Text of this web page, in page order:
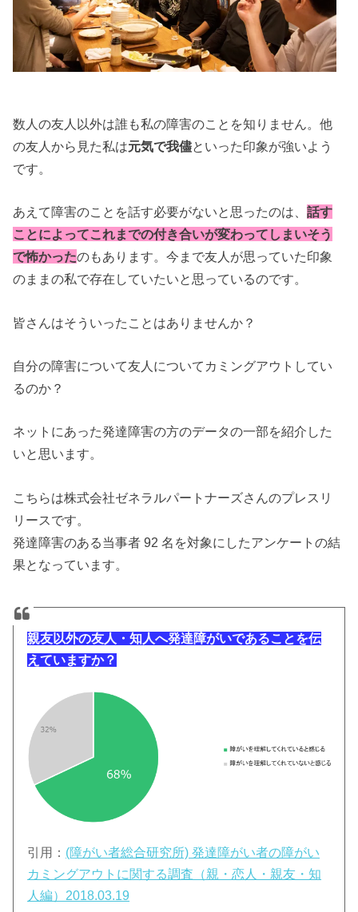
数人の友人以外は誰も私の障害のことを知りません。他
の友人から見た私は元気で我儘といった印象が強いよう
です。
あえて障害のことを話す必要がないと思ったのは、話す
ことによってこれまでの付き合いが変わってしまいそう
で怖かったのもあります。今まで友人が思っていた印象
のままの私で存在していたいと思っているのです。
皆さんはそういったことはありませんか？
自分の障害について友人についてカミングアウトしてい
るのか？
ネットにあった発達障害の方のデータの一部を紹介した
いと思います。
こちらは株式会社ゼネラルパートナーズさんのプレスリ
リースです。
発達障害のある当事者 92 名を対象にしたアンケートの結
果となっています。
親友以外の友人・知人へ発達障がいであることを伝
えていますか？
引用： (障がい者総合研究所) 発達障がい者の障がい
カミングアウトに関する調査（親・恋人・親友・知
人編）2018.03.19